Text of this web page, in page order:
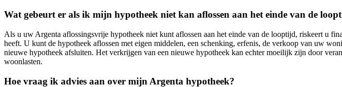
Wat gebeurt er als ik mijn hypotheek niet kan aflossen aan het einde van de
Als u uw Argenta aflossingsvrije hypotheek niet kunt aflossen aan het einde van de looptijd, riskeert u
heeft. U kunt de hypotheek aflossen met eigen middelen, een schenking, erfenis, de verkoop van uw
nieuwe hypotheek afsluiten. Het verkrijgen van een nieuwe hypotheek kan echter moeilijk zijn door
woonlasten.
Hoe vraag ik advies aan over mijn Argenta hypotheek?